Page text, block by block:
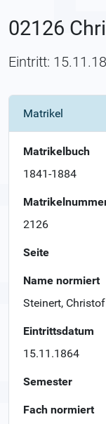
02126
Eintritt:
Matrikel
Matrikelbuch
1841-1884
2126
Seite
Name normiert
Steinert, Christof
Eintrittsdatum
15.11.1864
Semester
Fach normiert